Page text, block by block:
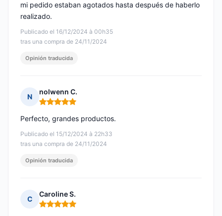
Publicado el 16/12/2024 à 00h35
tras una compra de 24/11/2024
mi pedido estaban agotados hasta después de haberlo
realizado.
Opinión traducida
N
nolwenn C.
Nota: 5 de 5
Publicado el 15/12/2024 à 22h33
tras una compra de 24/11/2024
Perfecto, grandes productos.
Opinión traducida
C
Caroline S.
Nota: 5 de 5